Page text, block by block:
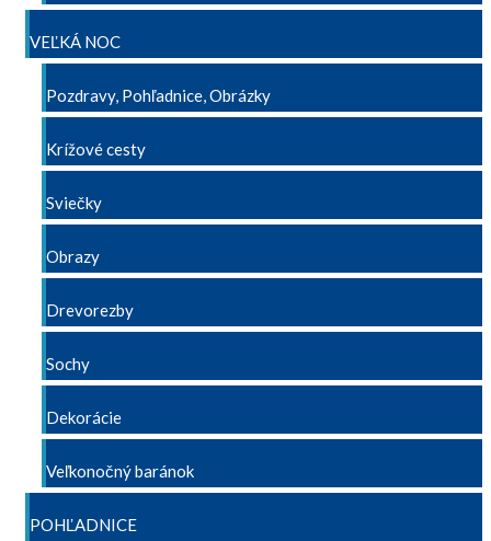
VEĽKÁ NOC
Pozdravy, Pohľadnice, Obrázky
Krížové cesty
Sviečky
Obrazy
Drevorezby
Sochy
Dekorácie
Veľkonočný baránok
POHĽADNICE